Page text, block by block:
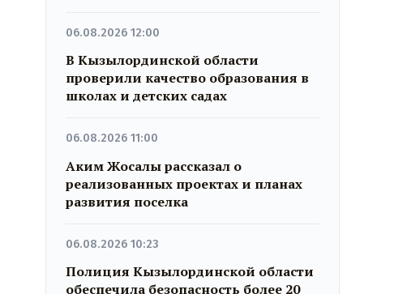
06.08.2026 12:00
В Кызылординской области
проверили качество образования в
школах и детских садах
06.08.2026 11:00
Аким Жосалы рассказал о
реализованных проектах и планах
развития поселка
06.08.2026 10:23
Полиция Кызылординской области
обеспечила безопасность более 20